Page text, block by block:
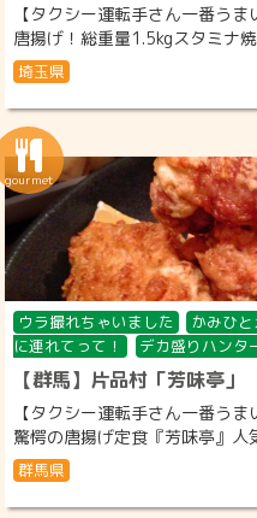
【タクシー運転手さん一番う
唐揚げ！総重量1.5kgスタミナ
埼玉県
ウラ撮れちゃいました かみひと
に連れてって！
デカ盛りハンタ
【群馬】片品村「芳味亭」
【タクシー運転手さん一番う
驚愕の唐揚げ定食『芳味亭』人
群馬県